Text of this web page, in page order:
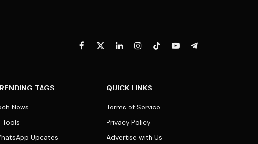
Facebook
X
LinkedInInstagramTikTokYouTubeTelegram
TAGS
News
Tools
Updates
QUICK LINKS
Terms of Service
Privacy Policy
Advertise with Us